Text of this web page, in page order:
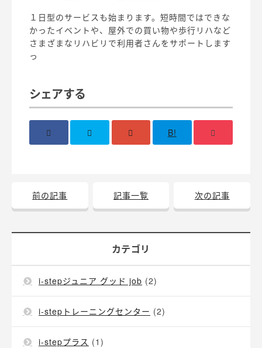
１日型のサービスも始まります。短時間ではできな
かったイベントや、屋外での買い物や歩行リハなど
さまざまなリハビリで利用者さんをサポートします
っ
シェアする
B!
前の記事 記事一覧 次の記事
カテゴリ
i-stepジュニア グッド job (2)
i-stepトレーニングセンター (2)
i-stepプラス (1)